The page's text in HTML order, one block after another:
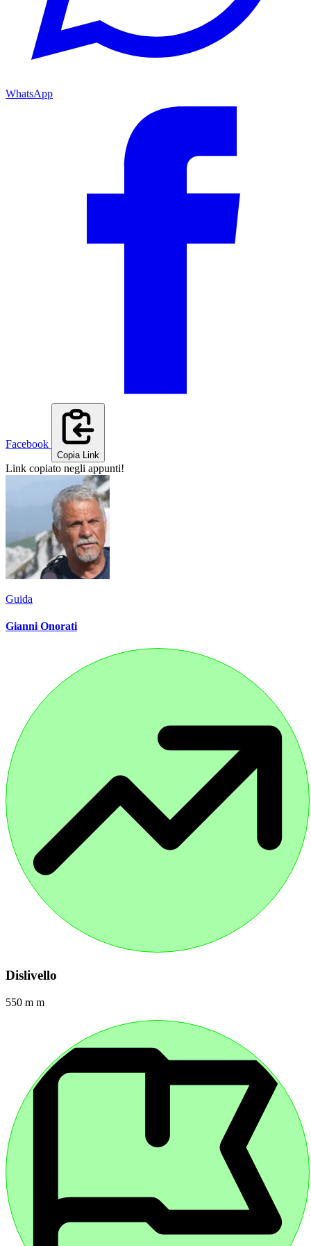
WhatsApp
Facebook
Copia Link
Link copiato negli appunti!
Guida
Gianni Onorati
Dislivello
550 m m